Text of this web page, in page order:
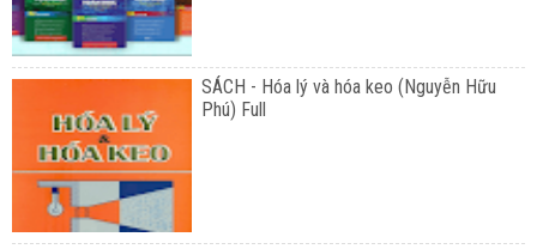
SÁCH - Hóa lý và hóa keo (Nguyễn Hữu
Phú) Full